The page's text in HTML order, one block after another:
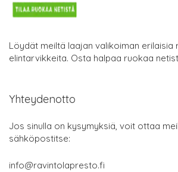
Löydät meiltä laajan valikoiman
elintarvikkeita. Osta halpaa ruokaa
Yhteydenotto
Jos sinulla on kysymyksiä, voit ottaa
sähköpostitse:
info@ravintolapresto.fi